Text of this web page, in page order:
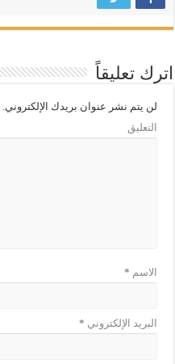
اترك تعليقاً
لن يتم نشر عنوان بريدك الإلكتروني.
التعليق
الاسم *
البريد الإلكتروني *